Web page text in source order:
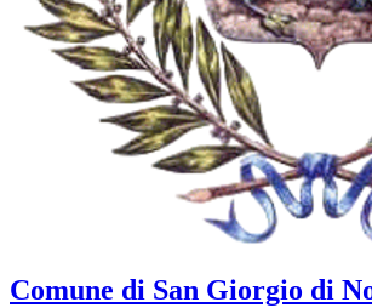
Comune di San Giorgio di